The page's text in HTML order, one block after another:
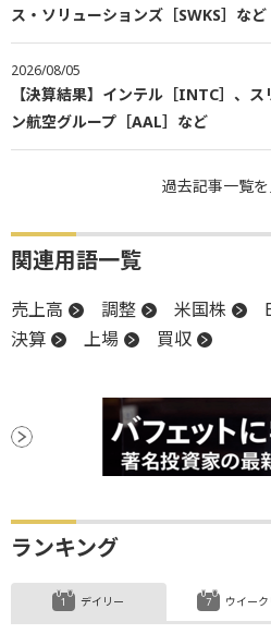
ス・ソリューションズ［SWKS］など
2026/08/05
【決算結果】インテル［INTC］、
ン航空グループ［AAL］など
過去記事一覧を
関連用語一覧
売上高 調整 米国株
決算
上場 買収
ランキング
デイリー ウイーク